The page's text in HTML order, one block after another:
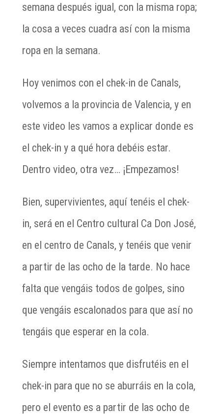
semana después igual, con la misma ropa;
la cosa a veces cuadra así con la misma
ropa en la semana.
Hoy venimos con el chek-in de Canals,
volvemos a la provincia de Valencia, y en
este video les vamos a explicar donde es
el chek-in y a qué hora debéis estar.
Dentro video, otra vez… ¡Empezamos!
Bien, supervivientes, aquí tenéis el chek-
in, será en el Centro cultural Ca Don José,
en el centro de Canals, y tenéis que venir
a partir de las ocho de la tarde. No hace
falta que vengáis todos de golpes, sino
que vengáis escalonados para que así no
tengáis que esperar en la cola.
Siempre intentamos que disfrutéis en el
chek-in para que no se aburráis en la cola,
pero el evento es a partir de las ocho de